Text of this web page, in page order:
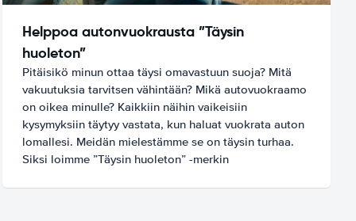
Helppoa autonvuokrausta ”Täysin
huoleton”
Pitäisikö minun ottaa täysi omavastuun suoja? Mitä
vakuutuksia tarvitsen vähintään? Mikä autovuokraamo
on oikea minulle? Kaikkiin näihin vaikeisiin
kysymyksiin täytyy vastata, kun haluat vuokrata auton
lomallesi. Meidän mielestämme se on täysin turhaa.
Siksi loimme ”Täysin huoleton” -merkin